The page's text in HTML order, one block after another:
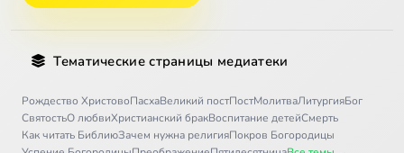
Тематические страницы медиатеки
Рождество ХристовоПасхаВеликий постПостМолитваЛитургияБог
СвятостьО любвиХристианский бракВоспитание детейСмерть
Как читать БиблиюЗачем нужна религияПокров Богородицы